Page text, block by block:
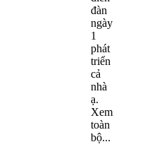
đàn
ngày
1
phát
triển
cả
nhà
ạ.
Xem
toàn
bộ...